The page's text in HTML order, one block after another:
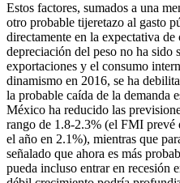
Estos factores, sumados a una
otro probable tijeretazo al gasto
directamente en la expectativa
depreciación del peso no ha sido
exportaciones y el consumo
dinamismo en 2016, se ha
la probable caída de la demanda
México ha reducido las
rango de 1.8-2.3% (el FMI prevé
el año en 2.1%), mientras que
señalado que ahora es más
pueda incluso entrar en recesión